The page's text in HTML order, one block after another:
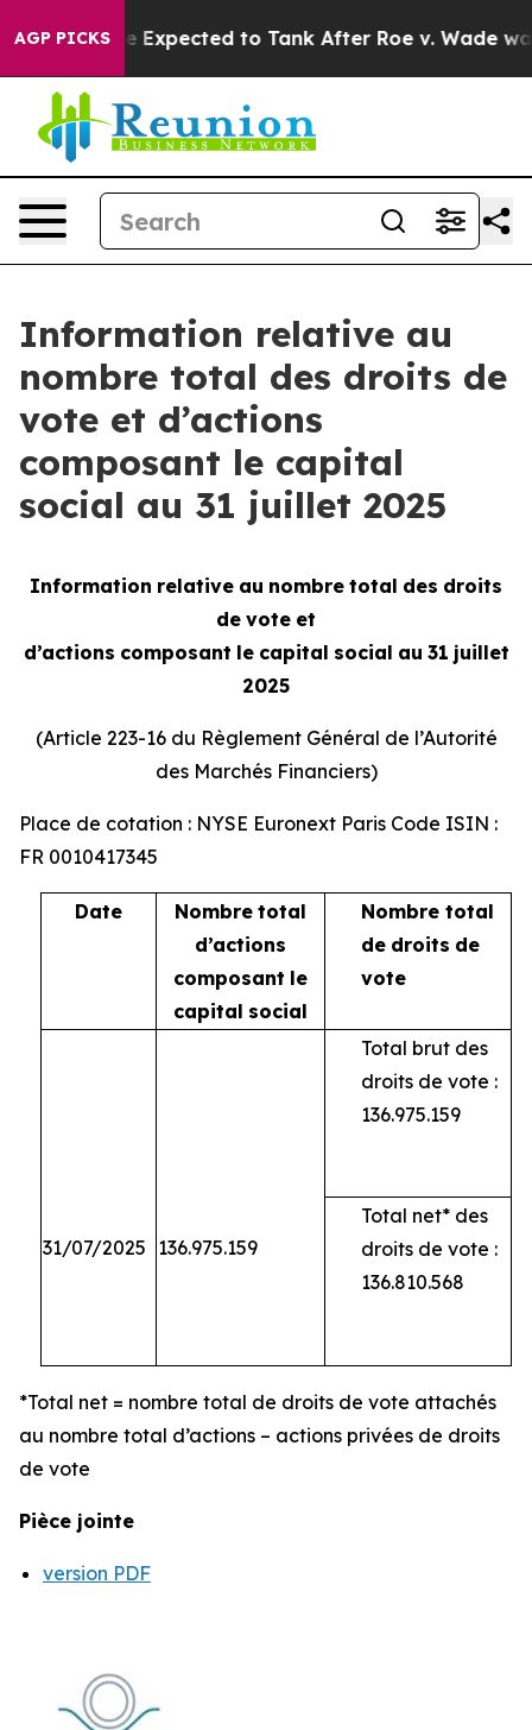
AGP PICKS
Were Expected to Tank After Roe v. Wade
Information relative au
nombre total des droits de
vote et d’actions
composant le capital
social au 31 juillet 2025
Information relative au nombre total des droits
de vote et
d’actions composant le capital social au 31 juillet
2025
(Article 223-16 du Règlement Général de l’Autorité
des Marchés Financiers)
Place de cotation : NYSE Euronext Paris Code ISIN :
FR 0010417345
Date Nombre total
d’actions
composant le
capital social
Nombre total
de droits de
vote
31/07/2025 136.975.159
Total brut des
droits de vote :
136.975.159
Total net* des
droits de vote :
136.810.568
*Total net = nombre total de droits de vote attachés
au nombre total d’actions – actions privées de droits
de vote
Pièce jointe
version PDF